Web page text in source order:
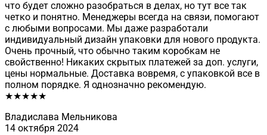
что будет сложно разобраться в делах, но тут все так
четко и понятно. Менеджеры всегда на связи, помогают
с любыми вопросами. Мы даже разработали
индивидуальный дизайн упаковки для нового продукта.
Очень прочный, что обычно таким коробкам не
свойственно! Никаких скрытых платежей за доп. услуги,
цены нормальные. Доставка вовремя, с упаковкой все в
полном порядке. Я однозначно рекомендую.
★★★★★
Владислава Мельникова
14 октября 2024